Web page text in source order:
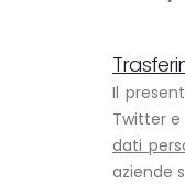
Il
Twitter
dati
aziende